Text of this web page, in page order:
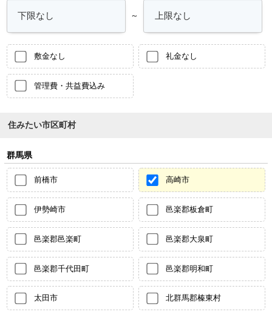
～
敷金なし 礼金なし
管理費・共益費込み
住みたい市区町村
群馬県
前橋市 高崎市
伊勢崎市 邑楽郡板倉町
邑楽郡邑楽町 邑楽郡大泉町
邑楽郡千代田町 邑楽郡明和町
太田市 北群馬郡榛東村